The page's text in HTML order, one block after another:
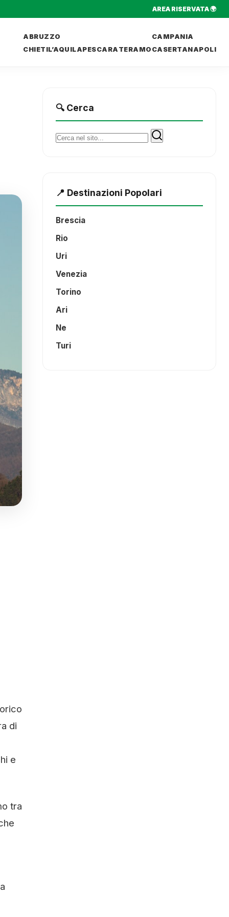
AREA RISERVATA 🌍
ABRUZZO
CHIETIL’AQUILAPESCARA TERAMO
CAMPANIA
CASERTANAPOLI
di
e
tra
🔍 Cerca
Cerca:
📍 Destinazioni Popolari
Brescia
Rio
Uri
Venezia
Torino
Ari
Ne
Turi